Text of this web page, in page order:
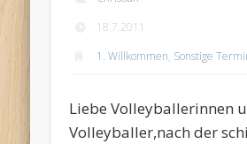
18.7.2011
1. Willkommen, Sonstige
Liebe Volleyballerinnen
Volleyballer,nach der